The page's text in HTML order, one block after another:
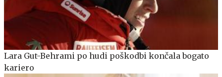
Lara Gut-Behrami po hudi poškodbi končala bogato
kariero